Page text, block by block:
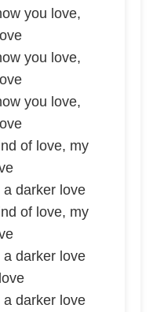
you love,
you love,
you love,
of love, my
a darker love
of love, my
a darker love
a darker love